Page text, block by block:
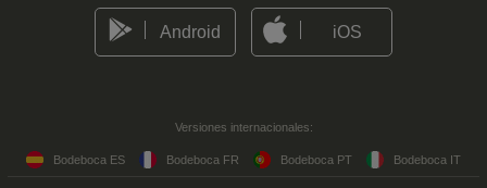
Android iOS
Versiones internacionales:
Bodeboca ES Bodeboca FR Bodeboca PT Bodeboca IT